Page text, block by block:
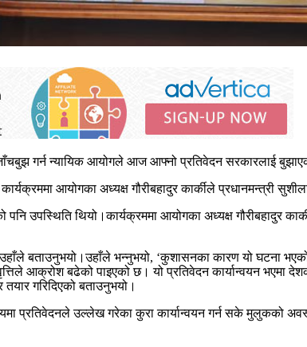
गर्न न्यायिक आयोगले आज आफ्नो प्रतिवेदन सरकारलाई
आयोगका अध्यक्ष गौरीबहादुर कार्कीले प्रधानमन्त्री
उपस्थिति थियो।कार्यक्रममा आयोगका अध्यक्ष गौरीबहादुर
बताउनुभयो।उहाँले भन्नुभयो, ‘कुशासनका कारण यो घटना
आक्रोश बढेको पाइएको छ। यो प्रतिवेदन कार्यान्वयन भएमा
गरिदिएको बताउनुभयो।
प्रतिवेदनले उल्लेख गरेका कुरा कार्यान्वयन गर्न सके मुलुकको